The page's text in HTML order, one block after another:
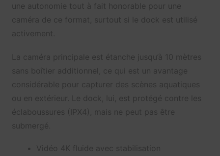
une autonomie tout à fait honorable pour une
caméra de ce format, surtout si le dock est utilisé
activement.
La caméra principale est étanche jusqu’à 10 mètres
sans boîtier additionnel, ce qui est un avantage
considérable pour capturer des scènes aquatiques
ou en extérieur. Le dock, lui, est protégé contre les
éclaboussures (IPX4), mais ne peut pas être
submergé.
Vidéo 4K fluide avec stabilisation